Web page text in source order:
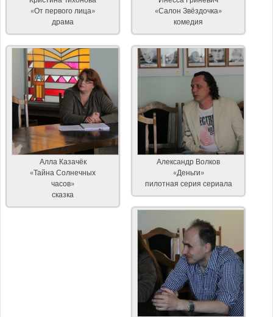
«От первого лица»
драма
«Салон Звёздочка»
комедия
Алла Казачёк
«Тайна Солнечных
часов»
сказка
Александр Волков
«Деньги»
пилотная серия сериала